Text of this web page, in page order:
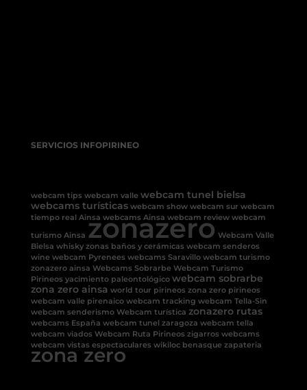
SERVICIOS INFOPIRINEO
webcam tips webcam valle webcam tunel bielsa
webcams turísticas webcam show webcam sur webcam
tiempo real Ainsa webcams Ainsa webcam review webcam
turismo Ainsa zonazero Webcam Valle
Bielsa whisky zonas baños y cerámicas webcam senderos
wine webcam Pyrenees webcams Saravillo webcam turismo
zonazero ainsa Webcams Sobrarbe Webcam Turismo
Pirineos yacimiento paleontológico webcam sobrarbe
zona zero ainsa world tour pirineos zona zero pirineos
webcam valle pirenaico webcam tracking webcam Tella-Sin
webcam senderismo Webcam turística zonazero rutas
webcams España webcam tunel zaragoza webcam tella
webcam viados Webcam Ruta Pirineos zigarros webcams
webcam vistas espectaculares wikiloc benasque zapateria
zona zero